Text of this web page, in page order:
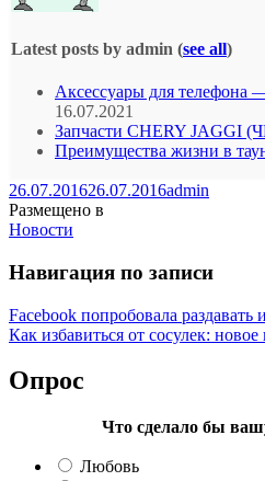
Latest posts by admin (see all)
Аксессуары для телефона
16.07.2021
Запчасти CHERY JAGGI
Преимущества жизни в
26.07.201626.07.2016admin
Размещено в
Новости
Навигация по записи
Facebook попробовала раздавать
Как избавиться от сосулек:
Опрос
Что сделало бы
Любовь